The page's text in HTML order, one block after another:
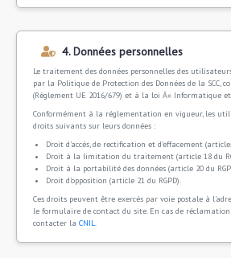
4. Données personnelles
Le traitement des données personnelles des
par la Politique de Protection des Données de la SCC,
(Règlement UE 2016/679) et à la loi Â« Informatique
Conformément à la réglementation en vigueur, les
droits suivants sur leurs données :
Droit d'accès, de rectification et d'effacement
Droit à la limitation du traitement (article 18 du
Droit à la portabilité des données (article 20 du
Droit d'opposition (article 21 du RGPD).
Ces droits peuvent être exercés par voie postale à
le formulaire de contact du site. En cas de réclamation
contacter la CNIL.